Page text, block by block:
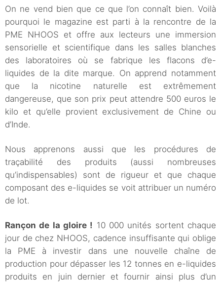
On ne vend bien que ce que l’on connaît bien. Voilà
pourquoi le magazine est parti à la rencontre de la
PME NHOOS et offre aux lecteurs une immersion
sensorielle et scientifique dans les salles blanches
des laboratoires où se fabrique les flacons d’e-
liquides de la dite marque. On apprend notamment
que la nicotine naturelle est extrêmement
dangereuse, que son prix peut attendre 500 euros le
kilo et qu’elle provient exclusivement de Chine ou
d’Inde.
Nous apprenons aussi que les procédures de
traçabilité des produits (aussi nombreuses
qu’indispensables) sont de rigueur et que chaque
composant des e-liquides se voit attribuer un numéro
de lot.
Rançon de la gloire ! 10 000 unités sortent chaque
jour de chez NHOOS, cadence insuffisante qui oblige
la PME à investir dans une nouvelle chaîne de
production pour dépasser les 12 tonnes en e-liquides
produits en juin dernier et fournir ainsi plus d’un